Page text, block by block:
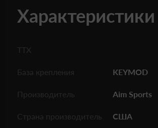
Характеристики
ТТХ
База крепления KEYMOD
Производитель Aim Sports
Страна производитель США